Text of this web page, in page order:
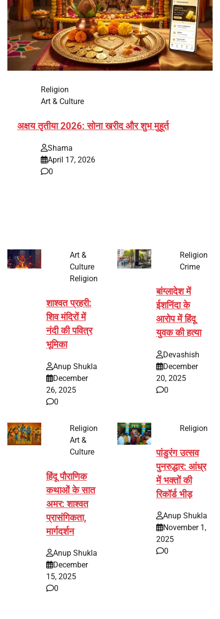
Religion
Art & Culture
अक्षय तृतीया 2026: सोना खरीद और शुभ मुहूर्त
Shama
April 17, 2026
0
Art &
Culture
Religion
शाश्वत प्रहरी:
शिव मंदिरों में
नंदी की पवित्र
भूमिका
Anup Shukla
December
26, 2025
0
Religion
Crime
बांग्लादेश में
ईशनिंदा के
आरोप में हिंदू
युवक की हत्या
Devashish
December
20, 2025
0
Religion
Art &
Culture
हिंदू पौराणिक
कथाओं के सात
अमर: शाश्वत
प्रासंगिकता,
मार्गदर्शन
Anup Shukla
December
15, 2025
0
Religion
पांडुरंग उत्सव
पुनरुद्धार: आंध्र
में भक्तों की
रिकॉर्ड भीड़
Anup Shukla
November 1,
2025
0